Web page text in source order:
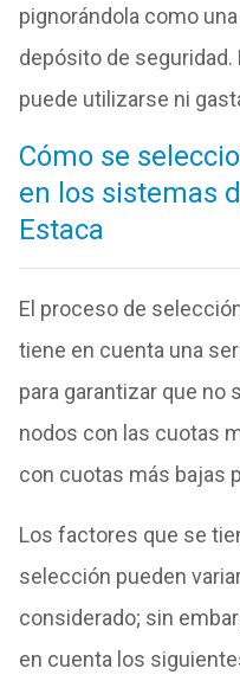
pignorándola como
depósito de
puede utilizarse ni
Cómo se
en los sistemas
Estaca
El proceso de
tiene en cuenta una
para garantizar que no
nodos con las cuotas
con cuotas más bajas
Los factores que se
selección pueden
considerado; sin
en cuenta los